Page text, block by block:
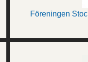
Föreningen